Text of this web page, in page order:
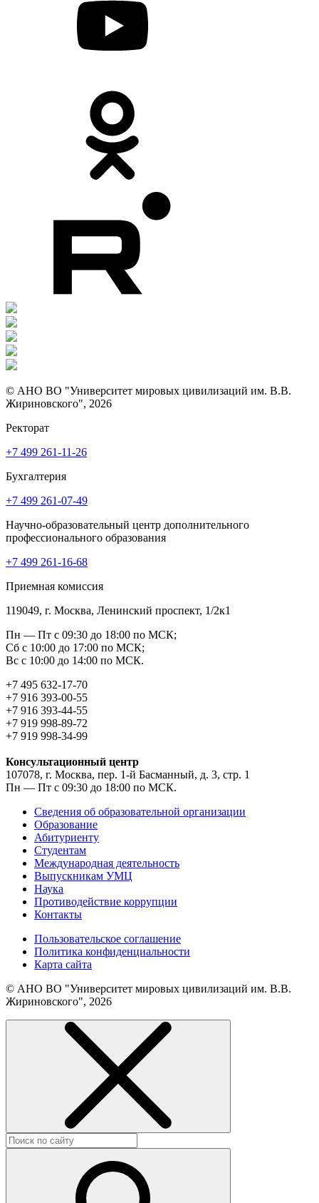
© АНО ВО "Университет мировых цивилизаций им. В.В.
Жириновского", 2026
Ректорат
+7 499 261-11-26
Бухгалтерия
+7 499 261-07-49
Научно-образовательный центр дополнительного
профессионального образования
+7 499 261-16-68
Приемная комиссия
119049, г. Москва, Ленинский проспект, 1/2к1
Пн — Пт с 09:30 до 18:00 по МСК;
Сб с 10:00 до 17:00 по МСК;
Вс с 10:00 до 14:00 по МСК.
+7 495 632-17-70
+7 916 393-00-55
+7 916 393-44-55
+7 919 998-89-72
+7 919 998-34-99
Консультационный центр
107078, г. Москва, пер. 1-й Басманный, д. 3, стр. 1
Пн — Пт с 09:30 до 18:00 по МСК.
Сведения об образовательной организации
Образование
Абитуриенту
Студентам
Международная деятельность
Выпускникам УМЦ
Наука
Противодействие коррупции
Контакты
Пользовательское соглашение
Политика конфиденциальности
Карта сайта
© АНО ВО "Университет мировых цивилизаций им. В.В.
Жириновского", 2026